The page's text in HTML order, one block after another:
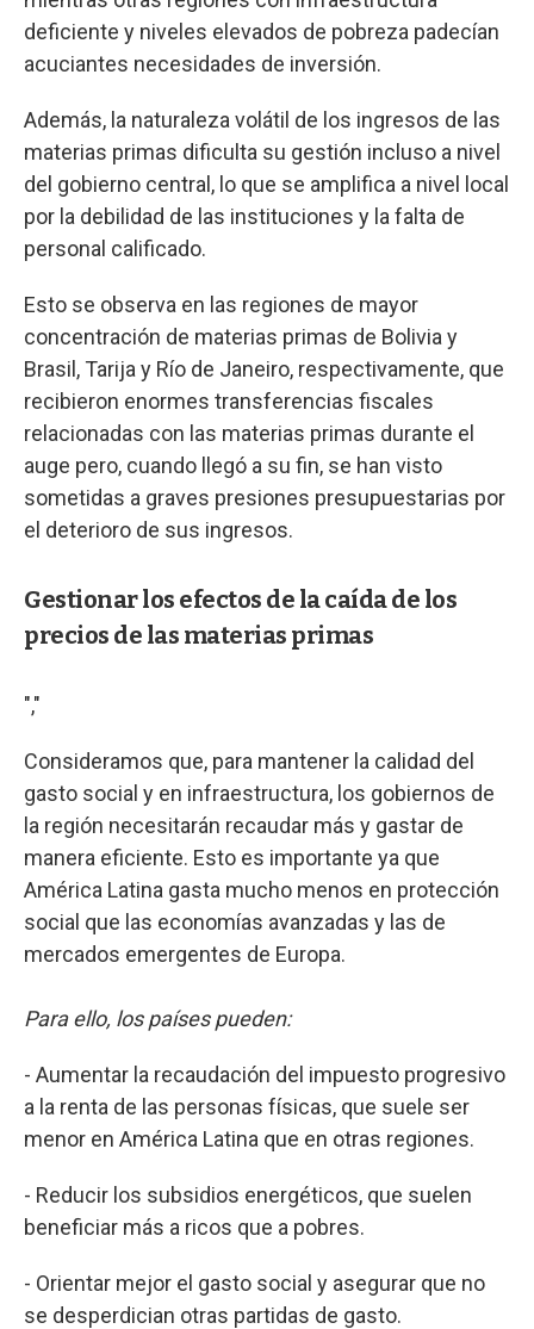
deficiente y niveles elevados de pobreza padecían
acuciantes necesidades de inversión.
Además, la naturaleza volátil de los ingresos de las
materias primas dificulta su gestión incluso a nivel
del gobierno central, lo que se amplifica a nivel local
por la debilidad de las instituciones y la falta de
personal calificado.
Esto se observa en las regiones de mayor
concentración de materias primas de Bolivia y
Brasil, Tarija y Río de Janeiro, respectivamente, que
recibieron enormes transferencias fiscales
relacionadas con las materias primas durante el
auge pero, cuando llegó a su fin, se han visto
sometidas a graves presiones presupuestarias por
el deterioro de sus ingresos.
Gestionar los efectos de la caída de los
precios de las materias primas
","
Consideramos que, para mantener la calidad del
gasto social y en infraestructura, los gobiernos de
la región necesitarán recaudar más y gastar de
manera eficiente. Esto es importante ya que
América Latina gasta mucho menos en protección
social que las economías avanzadas y las de
mercados emergentes de Europa.
Para ello, los países pueden:
- Aumentar la recaudación del impuesto progresivo
a la renta de las personas físicas, que suele ser
menor en América Latina que en otras regiones.
- Reducir los subsidios energéticos, que suelen
beneficiar más a ricos que a pobres.
- Orientar mejor el gasto social y asegurar que no
se desperdician otras partidas de gasto.